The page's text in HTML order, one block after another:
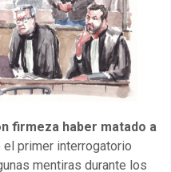
firmeza haber matado a
primer interrogatorio
mentiras durante los